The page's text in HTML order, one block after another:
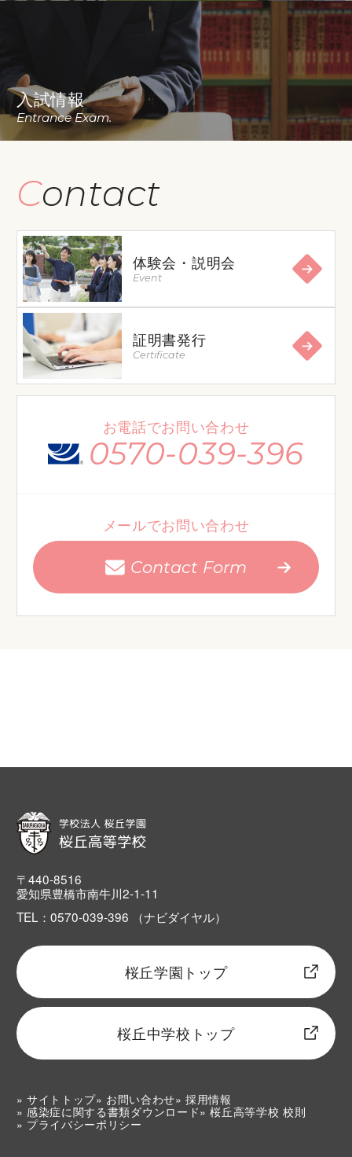
入試情報
Entrance Exam.
Contact
体験会・説明会
Event
証明書発行
Certificate
お電話でお問い合わせ
0570-039-396
メールでお問い合わせ
Contact Form
〒440-8516
愛知県豊橋市南牛川2-1-11
TEL：0570-039-396 （ナビダイヤル）
桜丘学園トップ
桜丘中学校トップ
サイトトップ お問い合わせ
採用情報
感染症に関する書類ダウンロード
桜丘高等学校 校則
プライバシーポリシー